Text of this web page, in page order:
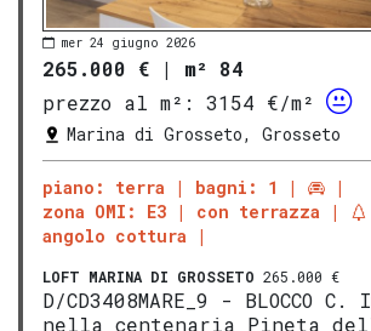
mer 24 giugno 2026
265.000 € | m² 84
prezzo al m²:
3154 €/m²
Marina di Grosseto, Grosseto
piano: terra
bagni: 1
zona OMI: E3
con terrazza
angolo cottura
LOFT MARINA DI GROSSETO 265.000 €
D/CD3408MARE_9 - BLOCCO C.
nella centenaria Pineta della